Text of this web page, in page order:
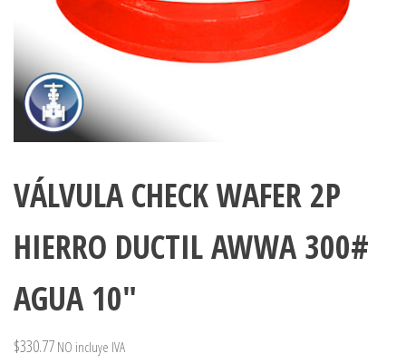
VÁLVULA CHECK WAFER 2P
HIERRO DUCTIL AWWA 300#
AGUA 10″
$330.77 NO incluye IVA